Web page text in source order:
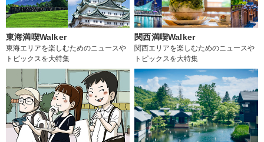
東海満喫Walker
東海エリアを楽しむためのニュースや
トピックスを大特集
関西満喫Walker
関西エリアを楽しむためのニュースや
トピックスを大特集